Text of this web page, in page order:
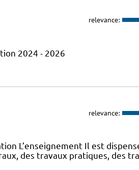
relevance:
2024 - 2026
relevance:
L’enseignement Il est
des travaux pratiques, des